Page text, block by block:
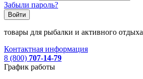
Забыли пароль?
Войти
товары для рыбалки и активного отдыха
Контактная информация
8 (800) 707-14-79
График работы